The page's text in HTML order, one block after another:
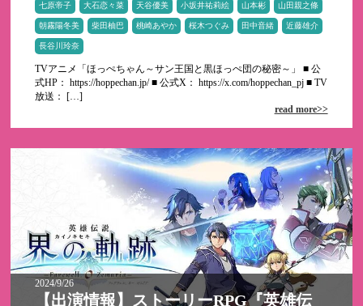
七原帝子 大石恋々菜 天谷優美 小坂井祐莉絵 山本彬 山田親之條
朝霧陽冬美 柴田柚巴 桃崎あやか 桜木つぐみ 田中音緒 近藤雄介
長谷川玲奈
TVアニメ「ほっぺちゃん～サン王国と黒ほっぺ団の秘密～」 ■ 公
式HP： https://hoppechan.jp/ ■ 公式X： https://x.com/hoppechan_pj ■ TV
放送： […]
read more>>
2024/9/26
【出演情報】ストーリーRPG『英雄伝